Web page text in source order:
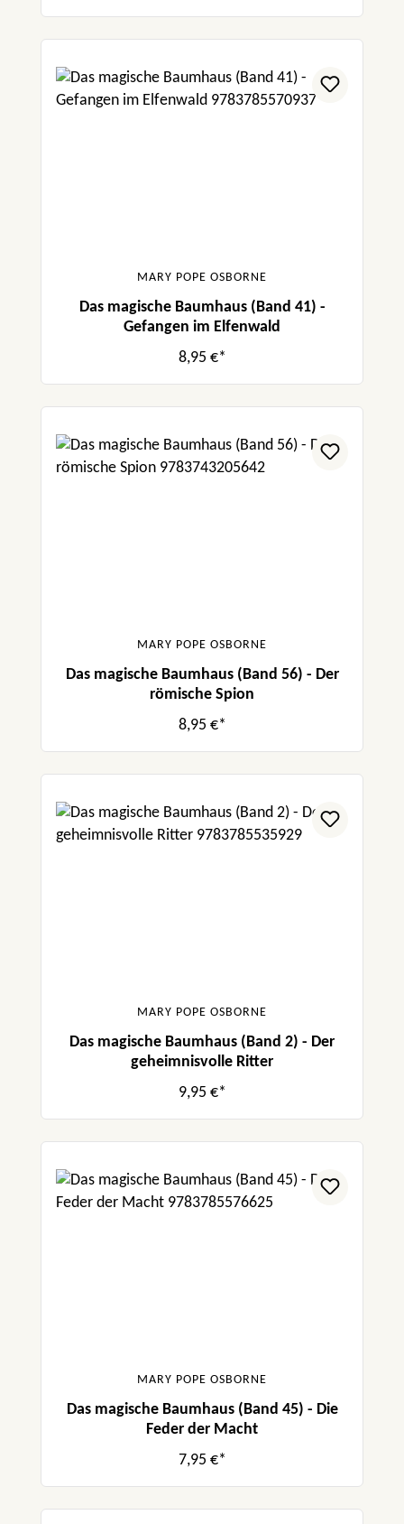
MARY POPE OSBORNE
Das magische Baumhaus (Band 41) -
Gefangen im Elfenwald
8,95 €*
MARY POPE OSBORNE
Das magische Baumhaus (Band 56) - Der
römische Spion
8,95 €*
MARY POPE OSBORNE
Das magische Baumhaus (Band 2) - Der
geheimnisvolle Ritter
9,95 €*
MARY POPE OSBORNE
Das magische Baumhaus (Band 45) - Die
Feder der Macht
7,95 €*